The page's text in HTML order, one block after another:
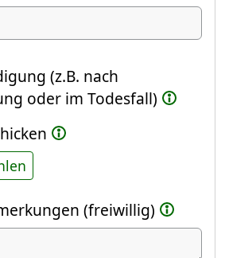
(z.B. nach
oder im Todesfall)
(freiwillig)